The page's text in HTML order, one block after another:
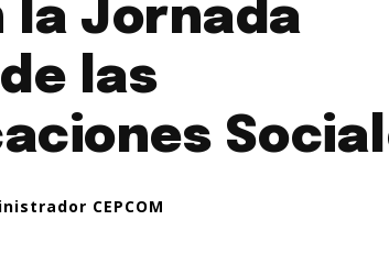
la Jornada
las
CEPCOM